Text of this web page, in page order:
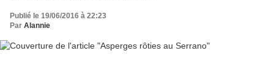
Publié le 19/06/2016 à 22:23
Par Alannie